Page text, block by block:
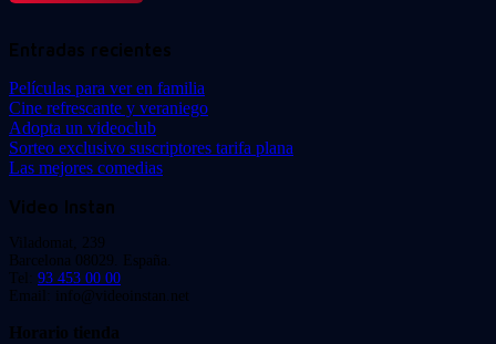
Entradas recientes
Películas para ver en familia
Cine refrescante y veraniego
Adopta un videoclub
Sorteo exclusivo suscriptores tarifa plana
Las mejores comedias
Video Instan
Viladomat, 239
Barcelona 08029. España.
Tel: 93 453 00 00
Email: info@videoinstan.net
Horario tienda